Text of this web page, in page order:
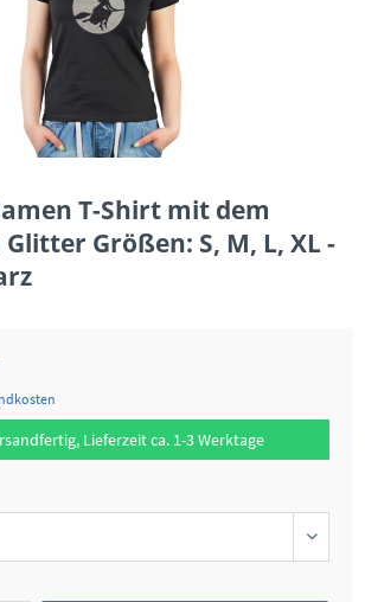
T-Shirt mit dem
Größen: S, M, L, XL -
Lieferzeit ca. 1-3 Werktage